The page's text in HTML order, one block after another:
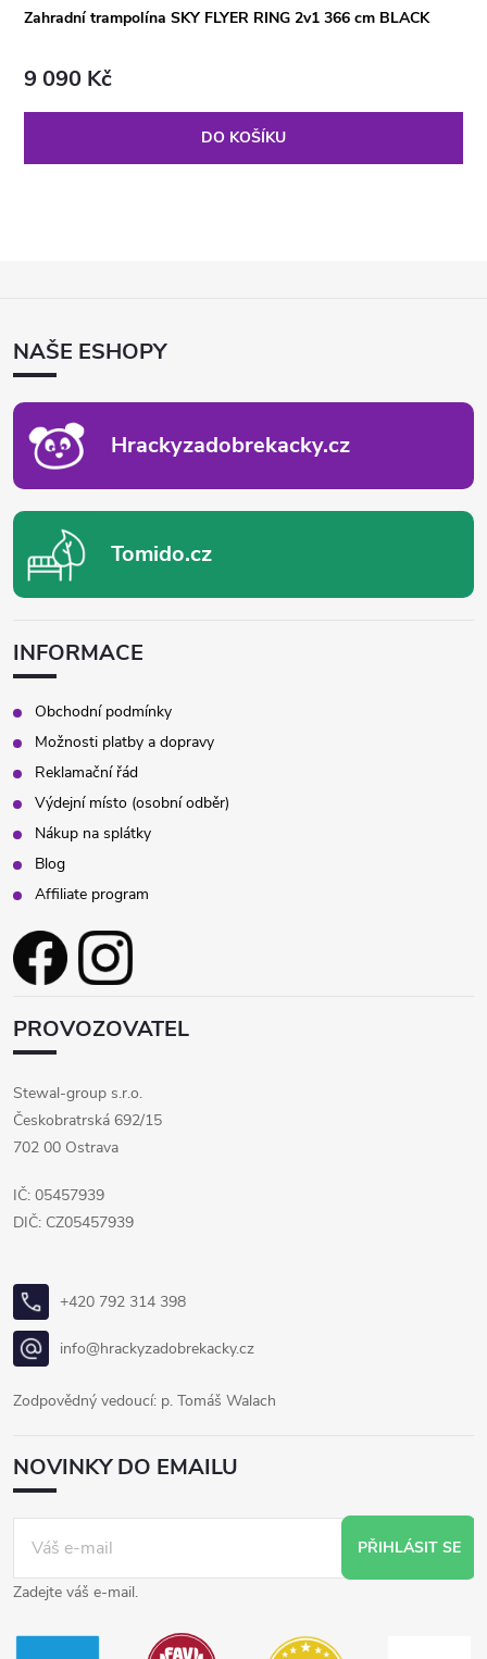
Zahradní trampolína SKY FLYER RING 2v1 366 cm BLACK
9 090 Kč
DO KOŠÍKU
ANAŠE ESHOPY
Hrackyzadobrekacky.cz
Tomido.cz
INFORMACE
Obchodní podmínky
Možnosti platby a dopravy
Reklamační řád
Výdejní místo (osobní odběr)
Nákup na splátky
Blog
Affiliate program
PROVOZOVATEL
Stewal-group s.r.o.
Českobratrská 692/15
702 00 Ostrava
IČ: 05457939
DIČ: CZ05457939
+420 792 314 398
info@hrackyzadobrekacky.cz
Zodpovědný vedoucí: p. Tomáš Walach
NOVINKY DO EMAILU
PŘIHLÁSIT SE
Zadejte váš e-mail.